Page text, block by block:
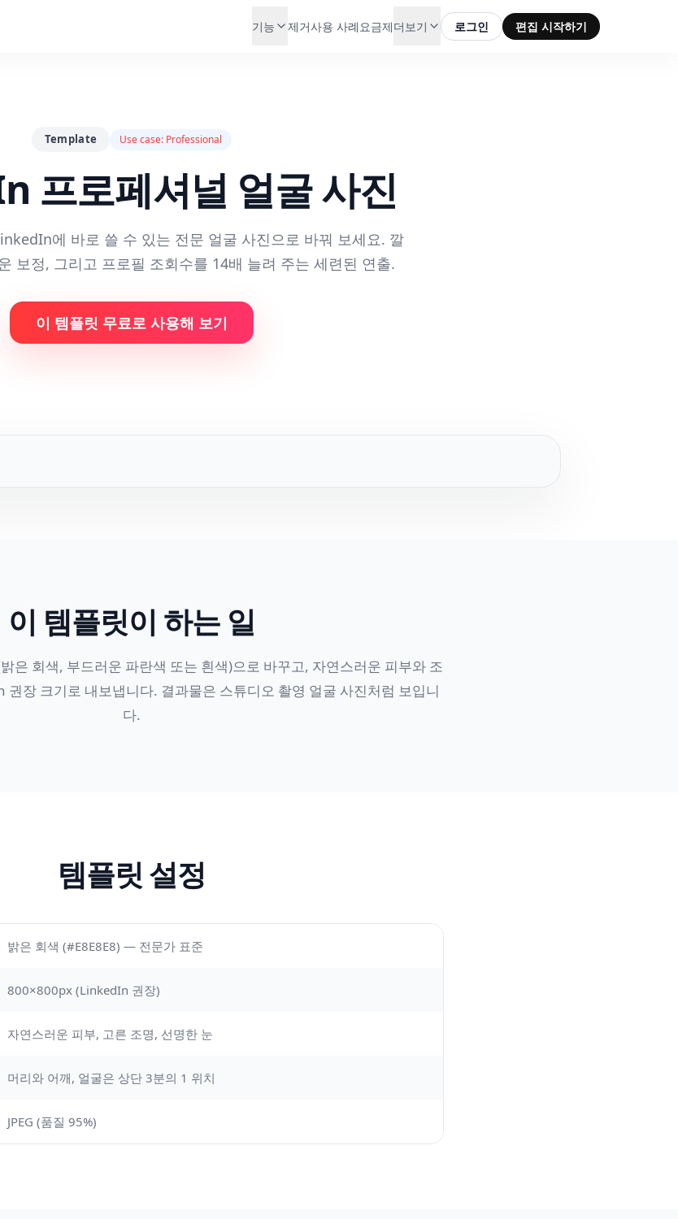
기능 제거사용 사례 요금제더보기 로그인 편집 시작하기
Template Use case: Professional
프로페셔널 얼굴 사진
에 바로 쓸 수 있는 전문 얼굴 사진으로 바꿔 보세요. 깔
보정, 그리고 프로필 조회수를 14배 늘려 주는 세련된 연출.
이 템플릿 무료로 사용해 보기
이 템플릿이 하는 일
은 회색, 부드러운 파란색 또는 흰색)으로 바꾸고, 자연스러운 피부와 조
장 크기로 내보냅니다. 결과물은 스튜디오 촬영 얼굴 사진처럼 보입니
다.
템플릿 설정
밝은 회색 (#E8E8E8) — 전문가 표준
800×800px (LinkedIn 권장)
자연스러운 피부, 고른 조명, 선명한 눈
머리와 어깨, 얼굴은 상단 3분의 1 위치
JPEG (품질 95%)